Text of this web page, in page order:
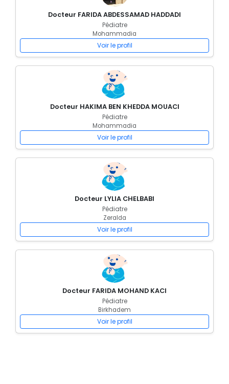
Docteur FARIDA ABDESSAMAD HADDADI
Pédiatre
Mohammadia
Voir le profil
Docteur HAKIMA BEN KHEDDA MOUACI
Pédiatre
Mohammadia
Voir le profil
Docteur LYLIA CHELBABI
Pédiatre
Zeralda
Voir le profil
Docteur FARIDA MOHAND KACI
Pédiatre
Birkhadem
Voir le profil